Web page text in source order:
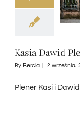
Kasia Dawid
By Bercia 2 września,
Plener Kasi i